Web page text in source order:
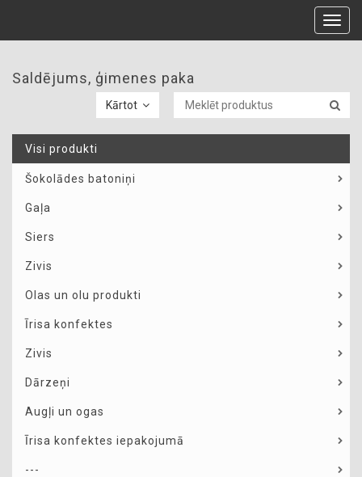
Saldējums, ģimenes paka
Kārtot
Visi produkti
Šokolādes batoniņi
Gaļa
Siers
Zivis
Olas un olu produkti
Īrisa konfektes
Zivis
Dārzeņi
Augļi un ogas
Īrisa konfektes iepakojumā
---